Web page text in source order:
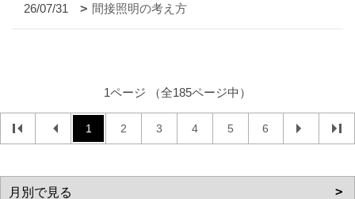
26/07/31 間接照明の考え方
1ページ （全185ページ中）
1 2 3 4 5 6